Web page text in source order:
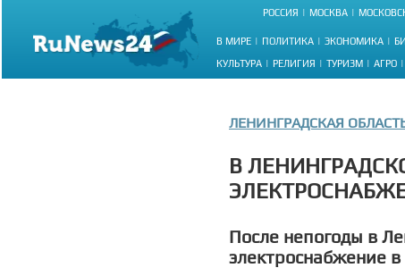
РОССИЯ МОСКВА
В МИРЕ ПОЛИТИКА ЭКОНОМИКА
КУЛЬТУРА РЕЛИГИЯ ТУРИЗМ АГРО
ЛЕНИНГРАДСКАЯ
В
После непогоды в
электроснабжение